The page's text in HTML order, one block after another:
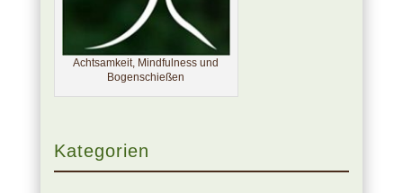
Achtsamkeit, Mindfulness und
Bogenschießen
Kategorien